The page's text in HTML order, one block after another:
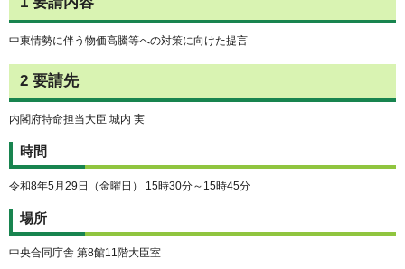
中東情勢に伴う物価高騰等への対策に向けた提言
2 要請先
内閣府特命担当大臣 城内 実
時間
令和8年5月29日（金曜日） 15時30分～15時45分
場所
中央合同庁舎 第8館11階大臣室